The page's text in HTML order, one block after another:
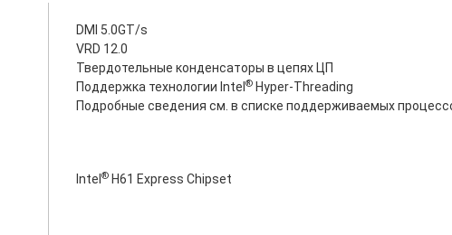
DMI 5.0GT/s
VRD 12.0
Твердотельные конденсаторы в цепях ЦП
Поддержка технологии Intel ® Hyper-Threading
Подробные сведения см. в списке поддерживаемых
Intel ® H61 Express Chipset